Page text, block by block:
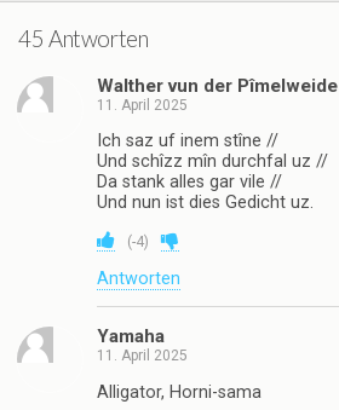
45 Antworten
Walther vun der Pîmelweide
11. April 2025
Ich saz uf inem stîne //
Und schîzz mîn durchfal uz //
Da stank alles gar vile //
Und nun ist dies Gedicht uz.
(-4)
Antworten
Yamaha
11. April 2025
Alligator, Horni-sama